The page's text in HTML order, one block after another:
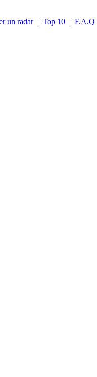
un radar | Top 10 | F.A.Q